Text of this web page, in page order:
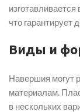
изготавливается
что гарантирует
Виды и
Навершия могут
материалам.
в нескольких